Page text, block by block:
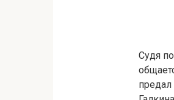
Судя